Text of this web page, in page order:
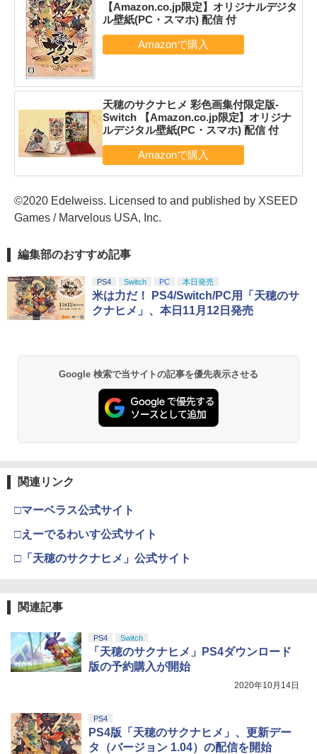
【Amazon.co.jp限定】オリジナルデジタ
ル壁紙(PC・スマホ) 配信 付
天穂のサクナヒメ 彩色画集付限定版-
Switch 【Amazon.co.jp限定】オリジナ
ルデジタル壁紙(PC・スマホ) 配信 付
©2020 Edelweiss. Licensed to and published by XSEED
Games / Marvelous USA, Inc.
編集部のおすすめ記事
PS4 Switch PC 本日発売
米は力だ！ PS4/Switch/PC用「天穂のサ
クナヒメ」、本日11月12日発売
Google 検索で当サイトの記事を優先表示させる
関連リンク
□マーベラス公式サイト
□えーでるわいす公式サイト
□「天穂のサクナヒメ」公式サイト
関連記事
PS4 Switch
「天穂のサクナヒメ」PS4ダウンロード
版の予約購入が開始
2020年10月14日
PS4
PS4版「天穂のサクナヒメ」、更新デー
タ（バージョン 1.04）の配信を開始